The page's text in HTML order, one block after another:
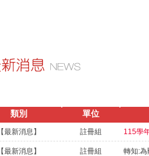
類別 單位
【最新消息】 註冊組
【最新消息】 註冊組